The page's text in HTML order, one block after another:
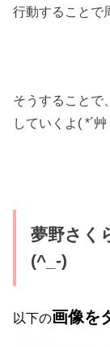
行動することで
そうすることで
していくよ( *´
夢野さく
(^_-)
以下の画像を